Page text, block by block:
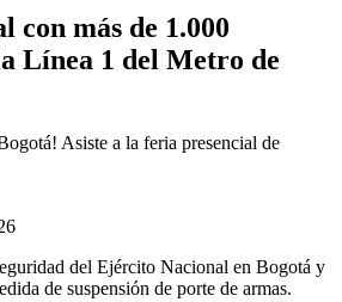
con más de 1.000
Línea 1 del Metro de
Asiste a la feria presencial de